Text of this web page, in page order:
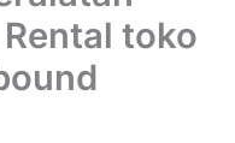
toko